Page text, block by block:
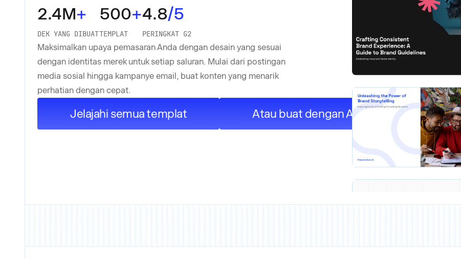
2.4M+
DEK YANG DIBUAT
500+
TEMPLAT
4.8/5
PERINGKAT G2
Maksimalkan upaya pemasaran Anda dengan desain yang sesuai
dengan identitas merek untuk setiap saluran. Mulai dari postingan
media sosial hingga kampanye email, buat konten yang menarik
perhatian dengan cepat.
Jelajahi semua templat Atau buat dengan AI